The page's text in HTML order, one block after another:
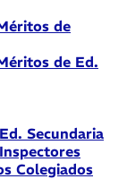
de
de Ed.
Secundaria
Colegiados